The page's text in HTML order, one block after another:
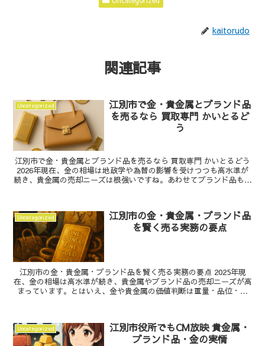
kaitorudo
関連記事
Uncategorized
江別市で金・貴金属とブランド品
を売るなら 買取専門 かいとるど
う
江別市で金・貴金属とブランド品を売るなら 買取専門 かいとるどう
2026年現在、金の相場は地政学や為替の影響を受けつつも高水準が
続き、貴金属の売却ニーズは根強いですね。あわせてブランド品も、
Uncategorized
江別市の金・貴金属・ブランド品
を賢く売る実務の要点
江別市の金・貴金属・ブランド品を賢く売る実務の要点 2025年現
在、金の相場は高水準が続き、貴金属やブランド品の売却ニーズが高
まっています。とはいえ、金や貴金属の価値判断は重量・品位・状
Uncategorized
江別市役所でもCM放映 貴金属・
ブランド品・金の実情